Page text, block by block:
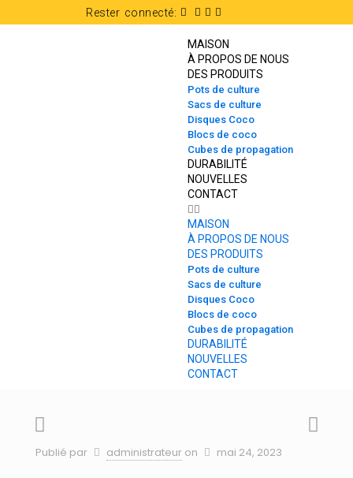
Rester connecté:
MAISON
À PROPOS DE NOUS
DES PRODUITS
Pots de culture
Sacs de culture
Disques Coco
Blocs de coco
Cubes de propagation
DURABILITÉ
NOUVELLES
CONTACT
MAISON
À PROPOS DE NOUS
DES PRODUITS
Pots de culture
Sacs de culture
Disques Coco
Blocs de coco
Cubes de propagation
DURABILITÉ
NOUVELLES
CONTACT
Publié par administrateur on mai 24, 2023